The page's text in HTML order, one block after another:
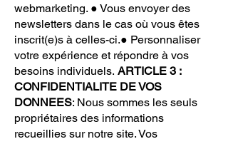
webmarketing. ● Vous envoyer des
newsletters dans le cas où vous êtes
inscrit(e)s à celles-ci.● Personnaliser
votre expérience et répondre à vos
besoins individuels. ARTICLE 3 :
CONFIDENTIALITE DE VOS
DONNEES: Nous sommes les seuls
propriétaires des informations
recueillies sur notre site. Vos